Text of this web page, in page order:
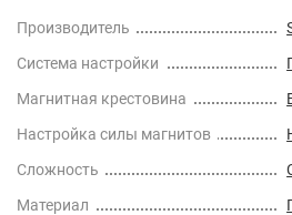
Производитель
Cистема настройки
Магнитная крестовина
Настройка силы магнитов
Сложность
Материал